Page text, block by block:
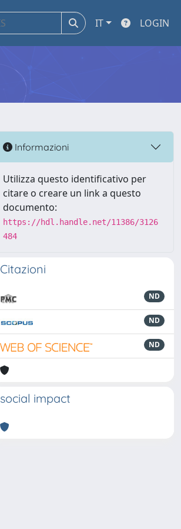
IT LOGIN
Informazioni
Utilizza questo identificativo per
citare o creare un link a questo
documento:
https://hdl.handle.net/11386/3126
484
Citazioni
ND
ND
ND
social impact